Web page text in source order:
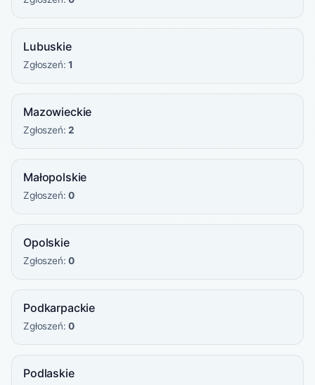
Lubuskie
Zgłoszeń:1
Mazowieckie
Zgłoszeń:2
Małopolskie
Zgłoszeń:0
Opolskie
Zgłoszeń:0
Podkarpackie
Zgłoszeń:0
Podlaskie